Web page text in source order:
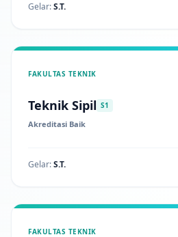
Gelar:S.T.
FAKULTAS TEKNIK
Teknik Sipil S1
Akreditasi Baik
Gelar:S.T.
FAKULTAS TEKNIK